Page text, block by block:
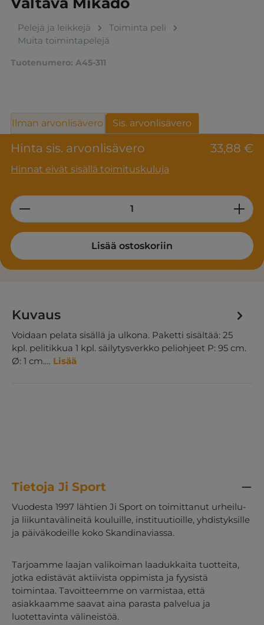
Pelejä ja leikkejä
Toiminta peli
Muita toimintapelejä
Tuotenumero: A45-311
Hinta sis. arvonlisävero 33,88 €
Hinnat eivät sisällä toimituskuluja
Ilman arvonlisävero Sis. arvonlisävero
Product Quantity: Enter the desired
Lisää ostoskoriin
Kuvaus
Voidaan pelata sisällä ja ulkona. Paketti sisältää: 25
kpl. pelitikkua 1 kpl. säilytysverkko peliohjeet P: 95 cm.
Ø: 1 cm.… Lisää
Tietoja Ji Sport
Vuodesta 1997 lähtien Ji Sport on toimittanut urheilu-
ja liikuntavälineitä kouluille, instituutioille, yhdistyksille
ja päiväkodeille koko Skandinaviassa.
Tarjoamme laajan valikoiman laadukkaita tuotteita,
jotka edistävät aktiivista oppimista ja fyysistä
toimintaa. Tavoitteemme on varmistaa, että
asiakkaamme saavat aina parasta palvelua ja
luotettavinta välineistöä.